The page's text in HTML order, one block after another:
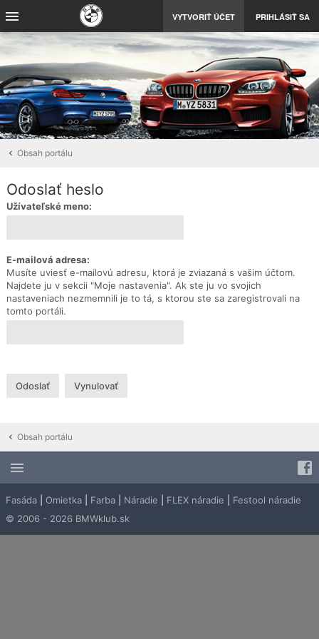
VYTVORIŤ ÚČET PRIHLÁSIŤ SA
Obsah portálu
Odoslať heslo
Užívateľské meno:
E-mailová adresa:
Musíte uviesť e-mailovú adresu, ktorá je zviazaná s vašim účtom.
Najdete ju v sekcii "Moje nastavenia". Ak ste ju vo svojich
nastaveniach nezmemnili je to tá, s ktorou ste sa zaregistrovali na
tomto portáli.
Obsah portálu
Fasáda Omietka Farba Náradie FLEX náradie
Festool náradie
© 2006 - 2026 BMWklub.sk